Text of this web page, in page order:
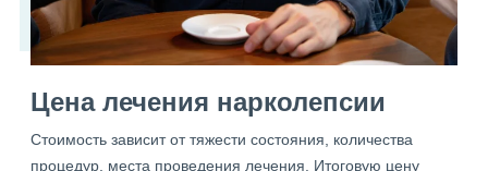
Цена лечения нарколепсии
Стоимость зависит от тяжести состояния, количества
процедур, места проведения лечения. Итоговую цену